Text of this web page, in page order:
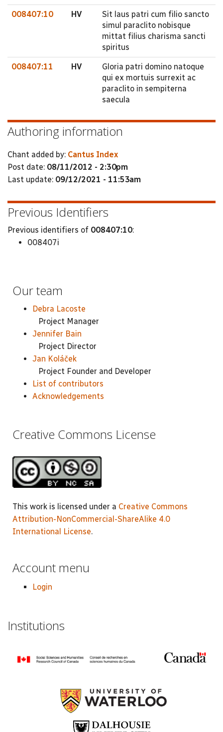
008407:10 HV
Sit laus patri cum filio sancto
simul paraclito nobisque
mittat filius charisma sancti
spiritus
008407:11 HV
Gloria patri domino natoque
qui ex mortuis surrexit ac
paraclito in sempiterna
saecula
Authoring information
Chant added by: Cantus Index
Post date: 08/11/2012 - 2:30pm
Last update: 09/12/2021 - 11:53am
Previous Identifiers
Previous identifiers of 008407:10:
008407i
Our team
Debra Lacoste
Project Manager
Jennifer Bain
Project Director
Jan Koláček
Project Founder and Developer
List of contributors
Acknowledgements
Creative Commons License
This work is licensed under a Creative Commons
Attribution-NonCommercial-ShareAlike 4.0
International License.
Account menu
Login
Institutions